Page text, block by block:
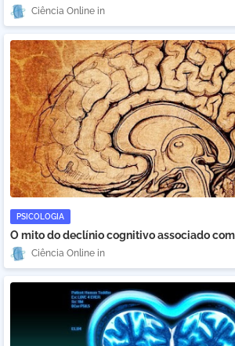
Ciência Online
PSICOLOGIA
O mito do declínio cognitivo associado
Ciência Online